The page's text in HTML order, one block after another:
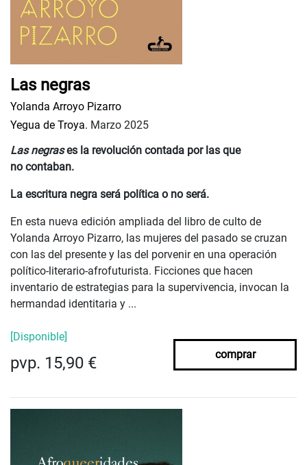
Las negras
Yolanda Arroyo Pizarro
Yegua de Troya. Marzo 2025
Las negrases la revolución contada por las que
no contaban.
La escritura negra será política o no será.
En esta nueva edición ampliada del libro de culto de
Yolanda Arroyo Pizarro, las mujeres del pasado se cruzan
con las del presente y las del porvenir en una operación
político-literario-afrofuturista. Ficciones que hacen
inventario de estrategias para la supervivencia, invocan la
hermandad identitaria y ...
[Disponible]
pvp. 15,90 € comprar